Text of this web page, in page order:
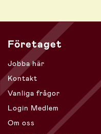
Företaget
Jobba här
Kontakt
Vanliga frågor
Login Medlem
Om oss